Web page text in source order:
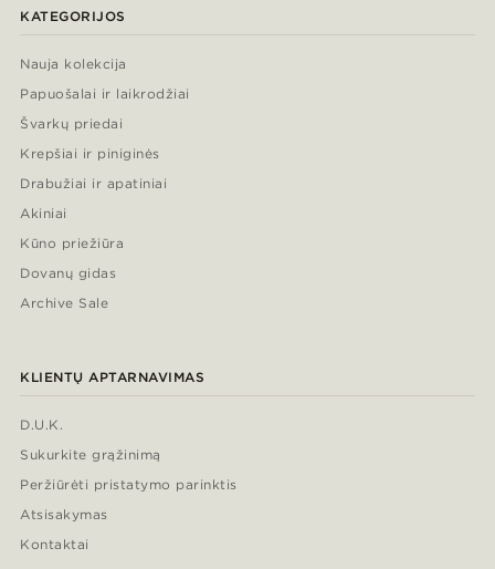
KATEGORIJOS
Nauja kolekcija
Papuošalai ir laikrodžiai
Švarkų priedai
Krepšiai ir piniginės
Drabužiai ir apatiniai
Akiniai
Kūno priežiūra
Dovanų gidas
Archive Sale
KLIENTŲ APTARNAVIMAS
D.U.K.
Sukurkite grąžinimą
Peržiūrėti pristatymo parinktis
Atsisakymas
Kontaktai